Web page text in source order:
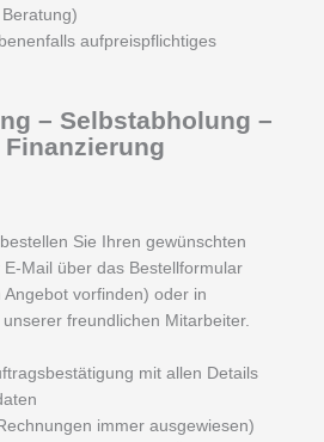
aufpreispflichtiges
– Selbstabholung –
bestellen Sie Ihren gewünschten
Mail über das Bestellformular
vorfinden) oder in
freundlichen Mitarbeiter.
mit allen Details
immer ausgewiesen)